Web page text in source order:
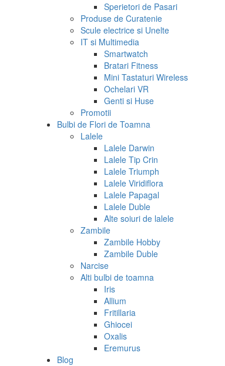
Sperietori de Pasari
Produse de Curatenie
Scule electrice si Unelte
IT si Multimedia
Smartwatch
Bratari Fitness
Mini Tastaturi Wireless
Ochelari VR
Genti si Huse
Promotii
Bulbi de Flori de Toamna
Lalele
Lalele Darwin
Lalele Tip Crin
Lalele Triumph
Lalele Viridiflora
Lalele Papagal
Lalele Duble
Alte soiuri de lalele
Zambile
Zambile Hobby
Zambile Duble
Narcise
Alti bulbi de toamna
Iris
Allium
Fritillaria
Ghiocei
Oxalis
Eremurus
Blog